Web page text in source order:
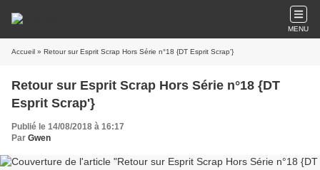
MENU
Accueil » Retour sur Esprit Scrap Hors Série n°18 {DT Esprit Scrap'}
Retour sur Esprit Scrap Hors Série n°18 {DT
Esprit Scrap'}
Publié le 14/08/2018 à 16:17
Par Gwen